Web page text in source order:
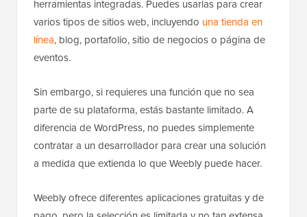
herramientas integradas. Puedes usarlas para crear
varios tipos de sitios web, incluyendo una tienda en
línea, blog, portafolio, sitio de negocios o página de
eventos.
Sin embargo, si requieres una función que no sea
parte de su plataforma, estás bastante limitado. A
diferencia de WordPress, no puedes simplemente
contratar a un desarrollador para crear una solución
a medida que extienda lo que Weebly puede hacer.
Weebly ofrece diferentes aplicaciones gratuitas y de